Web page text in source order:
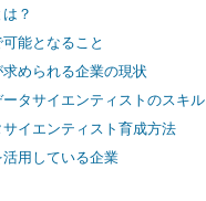
？
能となること
められる企業の現状
ータサイエンティストのスキル
サイエンティスト育成方法
活用している企業